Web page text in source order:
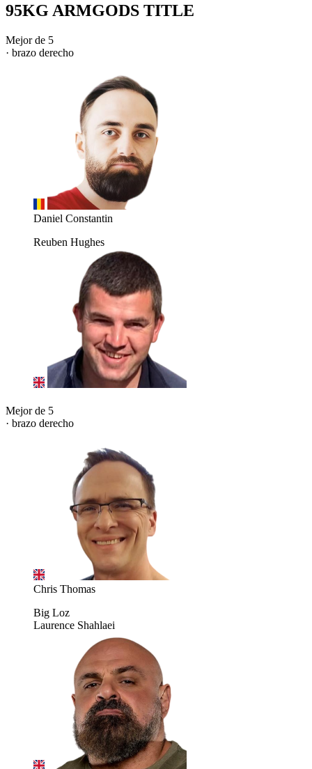
95KG ARMGODS TITLE
Mejor de 5
· brazo derecho
Daniel Constantin
Reuben Hughes
Mejor de 5
· brazo derecho
Chris Thomas
Big Loz
Laurence Shahlaei